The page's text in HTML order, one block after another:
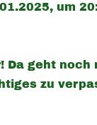
um
Da geht
zu